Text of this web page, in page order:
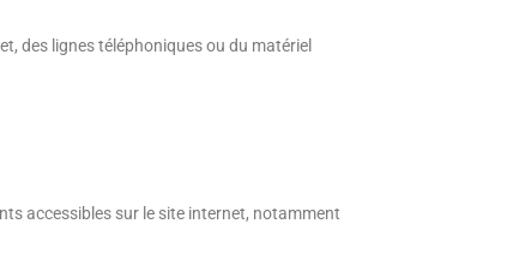
des lignes téléphoniques ou du matériel
accessibles sur le site internet, notamment